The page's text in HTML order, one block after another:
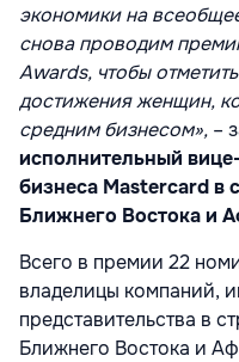
экономики на
снова проводим
Awards, чтобы
достижения женщин,
средним бизнесом», –
исполнительный
бизнеса Mastercard в
Ближнего Востока и
Всего в премии 22
владелицы компаний,
представительства в
Ближнего Востока и